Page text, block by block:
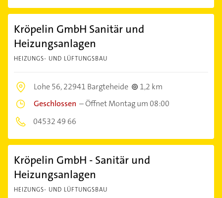
Kröpelin GmbH Sanitär und
Heizungsanlagen
HEIZUNGS- UND LÜFTUNGSBAU
Lohe 56,22941 Bargteheide
1,2 km
Geschlossen –Öffnet Montag um 08:00
04532 49 66
Kröpelin GmbH - Sanitär und
Heizungsanlagen
HEIZUNGS- UND LÜFTUNGSBAU